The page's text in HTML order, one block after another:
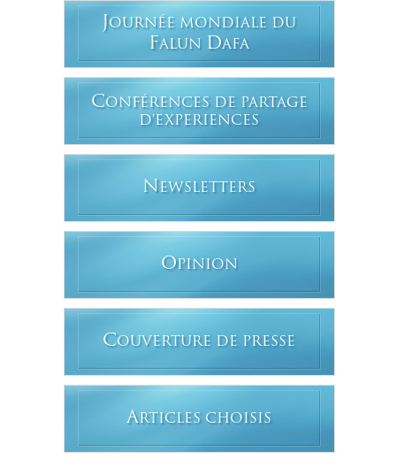
JOURNÉE MONDIALE DU
FALUN DAFA
CONFÉRENCES DE PARTAGE
D'EXPERIENCES
N EWSLETTERS
OPINION
COUVERTURE DE PRESSE
ARTICLES CHOISIS